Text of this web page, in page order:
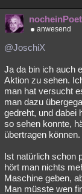
nocheinPoet
anwesend
@JoschiX
Ja da bin ich auch
Aktion zu sehen.
man hat versucht
man dazu
gedreht, und dabei
so sehen konnte,
übertragen können.
Ist natürlich schon
hört man nichts
Maschine geben,
Man müsste wen